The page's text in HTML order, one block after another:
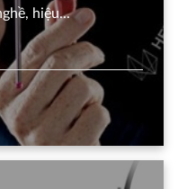
hiệu...